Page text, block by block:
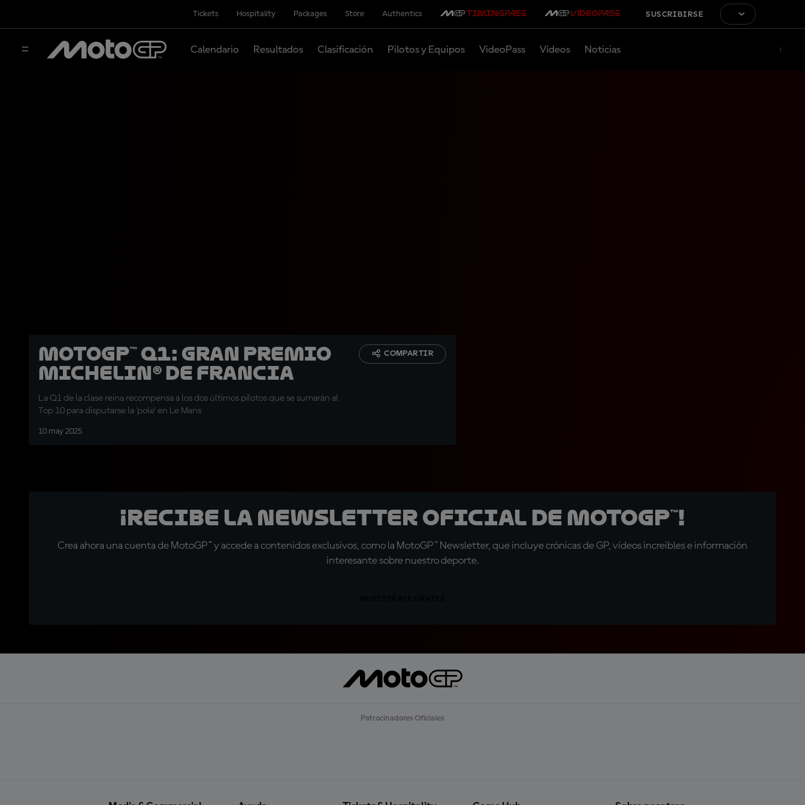
Tickets Hospitality Packages Store Authentics SUSCRIBIRSE
Calendario Resultados Clasificación Pilotos y Equipos VideoPass Vídeos Noticias
MotoGP™ Q1: Gran Premio
Michelin® de Francia
La Q1 de la clase reina recompensa a los dos últimos pilotos que se sumarán al
Top 10 para disputarse la 'pole' en Le Mans
10 may 2025
COMPARTIR
¡Recibe la Newsletter oficial de MotoGP™!
Crea ahora una cuenta de MotoGP™ y accede a contenidos exclusivos, como la MotoGP™ Newsletter, que incluye crónicas de GP, vídeos increíbles e información
interesante sobre nuestro deporte.
Patrocinadores Oficiales